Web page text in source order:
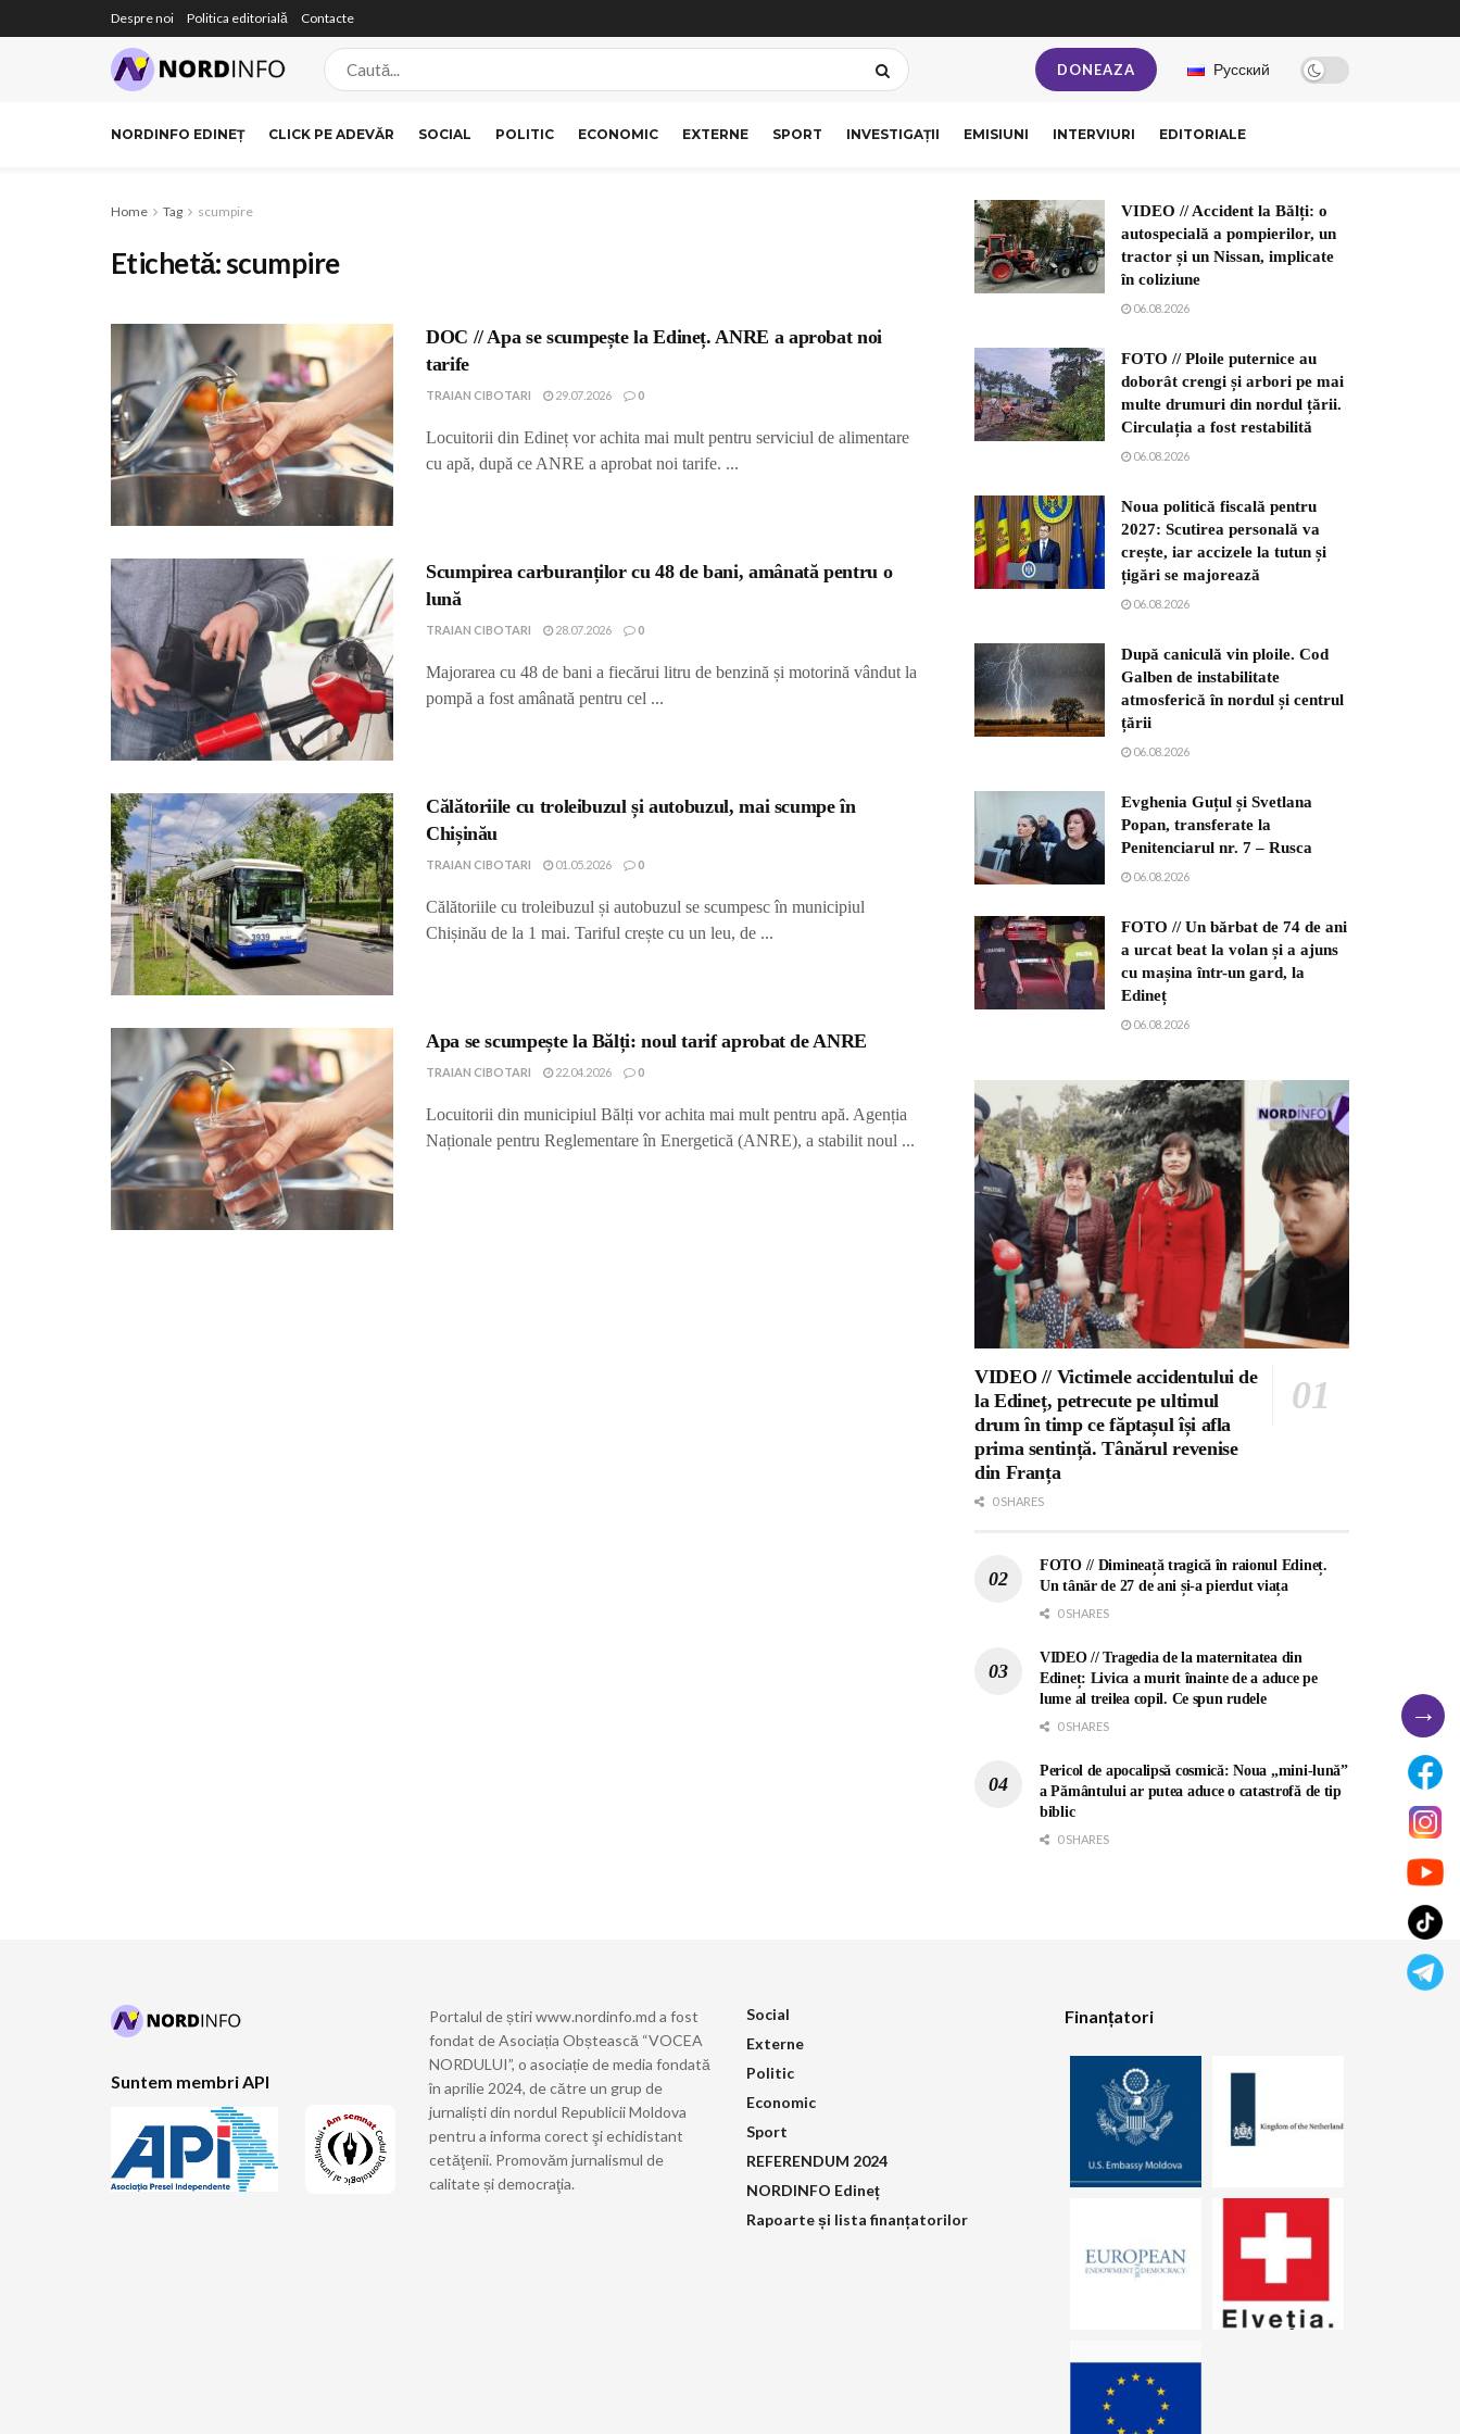
Despre noi Politica editorială Contacte
DONEAZA Русский
NORDINFO EDINEȚ CLICK PE ADEVĂR SOCIAL POLITIC ECONOMIC EXTERNE SPORT INVESTIGAȚII EMISIUNI INTERVIURI EDITORIALE
Home Tag scumpire
Etichetă:scumpire
DOC // Apa se scumpește la Edineț. ANRE a aprobat noi
tarife
TRAIAN CIBOTARI 29.07.2026 0
Locuitorii din Edineț vor achita mai mult pentru serviciul de alimentare
cu apă, după ce ANRE a aprobat noi tarife. ...
Scumpirea carburanților cu 48 de bani, amânată pentru o
lună
TRAIAN CIBOTARI 28.07.2026 0
Majorarea cu 48 de bani a fiecărui litru de benzină și motorină vândut la
pompă a fost amânată pentru cel ...
Călătoriile cu troleibuzul și autobuzul, mai scumpe în
Chișinău
TRAIAN CIBOTARI 01.05.2026 0
Călătoriile cu troleibuzul și autobuzul se scumpesc în municipiul
Chișinău de la 1 mai. Tariful crește cu un leu, de ...
Apa se scumpește la Bălți: noul tarif aprobat de ANRE
TRAIAN CIBOTARI 22.04.2026 0
Locuitorii din municipiul Bălți vor achita mai mult pentru apă. Agenția
Naționale pentru Reglementare în Energetică (ANRE), a stabilit noul ...
VIDEO // Accident la Bălți: o
autospecială a pompierilor, un
tractor și un Nissan, implicate
în coliziune
06.08.2026
FOTO // Ploile puternice au
doborât crengi și arbori pe mai
multe drumuri din nordul țării.
Circulația a fost restabilită
06.08.2026
Noua politică fiscală pentru
2027: Scutirea personală va
crește, iar accizele la tutun și
țigări se majorează
06.08.2026
După caniculă vin ploile. Cod
Galben de instabilitate
atmosferică în nordul și centrul
țării
06.08.2026
Evghenia Guțul și Svetlana
Popan, transferate la
Penitenciarul nr. 7 – Rusca
06.08.2026
FOTO // Un bărbat de 74 de ani
a urcat beat la volan și a ajuns
cu mașina într-un gard, la
Edineț
06.08.2026
VIDEO // Victimele accidentului de
la Edineț, petrecute pe ultimul
drum în timp ce făptașul își afla
prima sentință. Tânărul revenise
din Franța
0 SHARES
FOTO // Dimineață tragică în raionul Edineț.
Un tânăr de 27 de ani și-a pierdut viața
0 SHARES
VIDEO // Tragedia de la maternitatea din
Edineț: Livica a murit înainte de a aduce pe
lume al treilea copil. Ce spun rudele
0 SHARES
Pericol de apocalipsă cosmică: Noua „mini-lună”
a Pământului ar putea aduce o catastrofă de tip
biblic
0 SHARES
Suntem membri API
Portalul de știri www.nordinfo.md a fost
fondat de Asociația Obștească “VOCEA
NORDULUI”, o asociație de media fondată
în aprilie 2024, de către un grup de
jurnaliști din nordul Republicii Moldova
pentru a informa corect şi echidistant
cetăţenii. Promovăm jurnalismul de
calitate și democraţia.
Social
Externe
Politic
Economic
Sport
REFERENDUM 2024
NORDINFO Edineț
Rapoarte și lista finanțatorilor
Finanțatori
→